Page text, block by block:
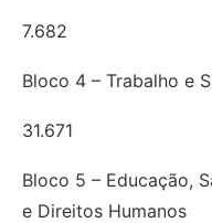
7.682
Bloco 4 – Trabalho e
31.671
Bloco 5 – Educação,
e Direitos Humanos